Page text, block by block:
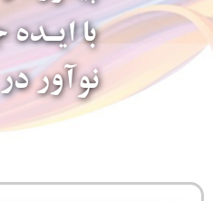
با
نوآور